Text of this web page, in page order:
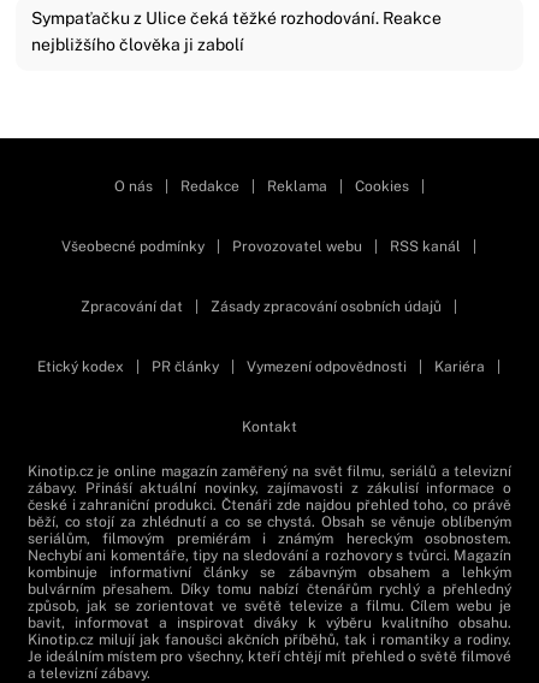
Sympaťačku z Ulice čeká těžké rozhodování. Reakce
nejbližšího člověka ji zabolí
O nás Redakce Reklama Cookies
Všeobecné podmínky Provozovatel webu RSS kanál
Zpracování dat Zásady zpracování osobních údajů
Etický kodex PR články Vymezení odpovědnosti Kariéra
Kontakt
Kinotip.cz je online magazín zaměřený na svět filmu, seriálů a televizní
zábavy. Přináší aktuální novinky, zajímavosti z zákulisí informace o
české i zahraniční produkci. Čtenáři zde najdou přehled toho, co právě
běží, co stojí za zhlédnutí a co se chystá. Obsah se věnuje oblíbeným
seriálům, filmovým premiérám i známým hereckým osobnostem.
Nechybí ani komentáře, tipy na sledování a rozhovory s tvůrci. Magazín
kombinuje informativní články se zábavným obsahem a lehkým
bulvárním přesahem. Díky tomu nabízí čtenářům rychlý a přehledný
způsob, jak se zorientovat ve světě televize a filmu. Cílem webu je
bavit, informovat a inspirovat diváky k výběru kvalitního obsahu.
Kinotip.cz milují jak fanoušci akčních příběhů, tak i romantiky a rodiny.
Je ideálním místem pro všechny, kteří chtějí mít přehled o světě filmové
a televizní zábavy.